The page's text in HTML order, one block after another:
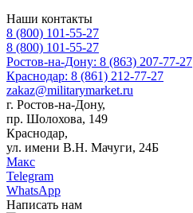
Наши контакты
8 (800) 101-55-27
8 (800) 101-55-27
Ростов-на-Дону: 8 (863) 207-77-27
Краснодар: 8 (861) 212-77-27
zakaz@militarymarket.ru
г. Ростов-на-Дону,
пр. Шолохова, 149
Краснодар,
ул. имени В.Н. Мачуги, 24Б
Макс
Telegram
WhatsApp
Написать нам